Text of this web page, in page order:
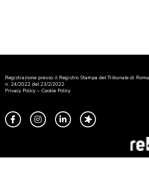
Registrazione presso il Registro Stampa del Tribunale di Roma
n. 24/2022 del 23/2/2022
Privacy Policy – Cookie Policy